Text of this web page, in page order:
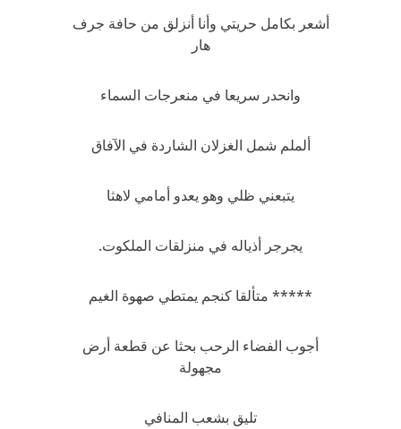
أشعر بكامل حريتي وأنا أنزلق من حافة جرف
هار
وانحدر سريعا في منعرجات السماء
ألملم شمل الغزلان الشاردة في الآفاق
يتبعني ظلي وهو يعدو أمامي لاهثا
يجرجر أذياله في منزلقات الملكوت.
***** متألقا كنجم يمتطي صهوة الغيم
أجوب الفضاء الرحب بحثا عن قطعة أرض
مجهولة
تليق بشعب المنافي